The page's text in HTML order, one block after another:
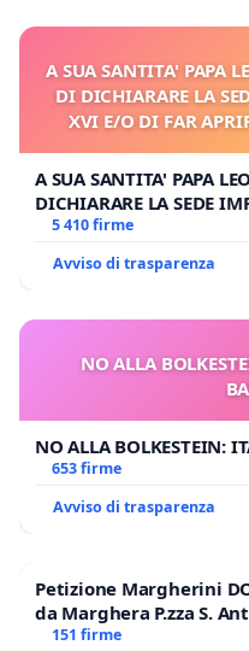
A SUA SANTITA' PAPA
DI DICHIARARE LA
XVI E/O DI FAR
A SUA SANTITA' PAPA
DICHIARARE LA SEDE
E/O DI FAR APRIRE IL
5 410 firme
Avviso di trasparenza
NO ALLA
NO ALLA BOLKESTEIN:
653 firme
Avviso di trasparenza
Petizione Margherini
da Marghera P.zza S.
Polo tariffa a € 1,50
151 firme